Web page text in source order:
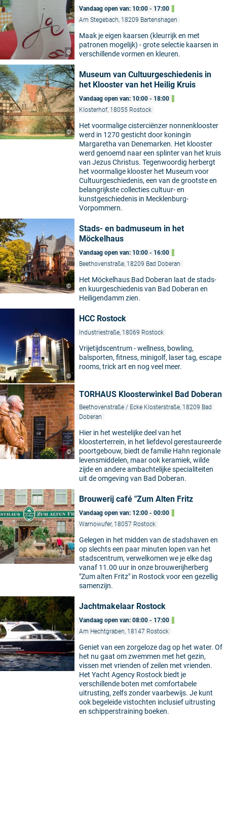
©
Vandaag open van: 10:00 - 17:00
Am Stegebach, 18209 Bartenshagen
Maak je eigen kaarsen (kleurrijk en met
patronen mogelijk) - grote selectie kaarsen in
verschillende vormen en kleuren.
©
Museum van Cultuurgeschiedenis in
het Klooster van het Heilig Kruis
Vandaag open van: 10:00 - 18:00
Klosterhof, 18055 Rostock
Het voormalige cisterciënzer nonnenklooster
werd in 1270 gesticht door koningin
Margaretha van Denemarken. Het klooster
werd genoemd naar een splinter van het kruis
van Jezus Christus. Tegenwoordig herbergt
het voormalige klooster het Museum voor
Cultuurgeschiedenis, een van de grootste en
belangrijkste collecties cultuur- en
kunstgeschiedenis in Mecklenburg-
Vorpommern.
©
Stads- en badmuseum in het
Möckelhaus
Vandaag open van: 10:00 - 16:00
Beethovenstraße, 18209 Bad Doberan
Het Möckelhaus Bad Doberan laat de stads-
en kuurgeschiedenis van Bad Doberan en
Heiligendamm zien.
©
HCC Rostock
Industriestraße, 18069 Rostock
Vrijetijdscentrum - wellness, bowling,
balsporten, fitness, minigolf, laser tag, escape
rooms, trick art en nog veel meer.
©
TORHAUS Kloosterwinkel Bad Doberan
Beethovenstraße / Ecke Klosterstraße, 18209 Bad
Doberan
Hier in het westelijke deel van het
kloosterterrein, in het liefdevol gerestaureerde
poortgebouw, biedt de familie Hahn regionale
levensmiddelen, maar ook keramiek, wilde
zijde en andere ambachtelijke specialiteiten
uit de omgeving van Bad Doberan.
Brouwerij café "Zum Alten Fritz
Vandaag open van: 12:00 - 00:00
Warnowufer, 18057 Rostock
Gelegen in het midden van de stadshaven en
op slechts een paar minuten lopen van het
stadscentrum, verwelkomen we je elke dag
vanaf 11.00 uur in onze brouwerijherberg
"Zum alten Fritz" in Rostock voor een gezellig
samenzijn.
Jachtmakelaar Rostock
Vandaag open van: 08:00 - 17:00
Am Hechtgraben, 18147 Rostock
Geniet van een zorgeloze dag op het water. Of
het nu gaat om zwemmen met het gezin,
vissen met vrienden of zeilen met vrienden.
Het Yacht Agency Rostock biedt je
verschillende boten met comfortabele
uitrusting, zelfs zonder vaarbewijs. Je kunt
ook begeleide vistochten inclusief uitrusting
en schipperstraining boeken.